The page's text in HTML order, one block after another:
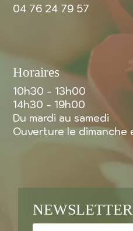
04 76 24 79 57
Horaires
10h30 - 13h00
14h30 - 19h00
Du mardi au samedi
Ouverture le dimanche
NEWSLETTER